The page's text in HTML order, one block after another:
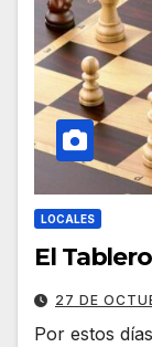
LOCALES
El
27 DE
Por estos